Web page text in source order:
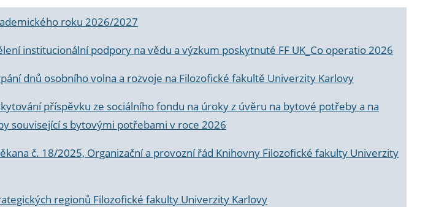
roku 2026/2027
institucionální podpory na vědu a výzkum poskytnuté FF UK_Co operatio 2026
dnů osobního volna a rozvoje na Filozofické fakultě Univerzity Karlovy
příspěvku ze sociálního fondu na úroky z úvěru na bytové potřeby a na
související s bytovými potřebami v roce 2026
č. 18/2025, Organizační a provozní řád Knihovny Filozofické fakulty Univerzity
regionů Filozofické fakulty Univerzity Karlovy